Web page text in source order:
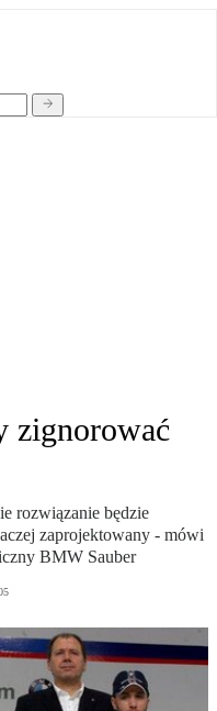
zignorować
rozwiązanie będzie
zaprojektowany - mówi
BMW Sauber